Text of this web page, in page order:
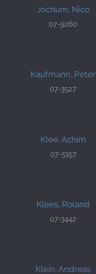
Jochum, Nico
07-9260
Kaufmann, Peter
07-3527
Klee, Achim
07-5157
Klees, Roland
07-3442
Klein, Andreas